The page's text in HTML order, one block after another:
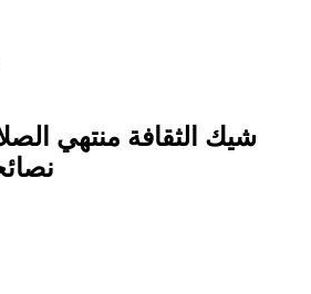
شيك الثقافة منتهي